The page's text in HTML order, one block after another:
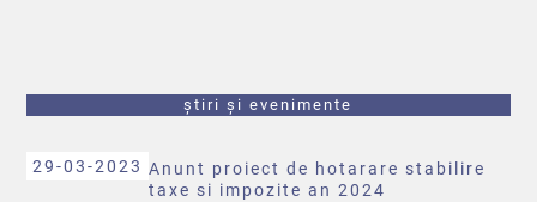
știri și evenimente
29-03-2023 Anunt proiect de hotarare stabilire
taxe si impozite an 2024